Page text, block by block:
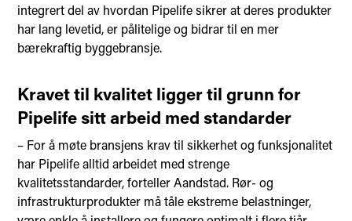
integrert del av hvordan Pipelife sikrer at deres produkter
har lang levetid, er pålitelige og bidrar til en mer
bærekraftig byggebransje.
Kravet til kvalitet ligger til grunn for
Pipelife sitt arbeid med standarder
– For å møte bransjens krav til sikkerhet og funksjonalitet
har Pipelife alltid arbeidet med strenge
kvalitetsstandarder, forteller Aandstad. Rør- og
infrastrukturprodukter må tåle ekstreme belastninger,